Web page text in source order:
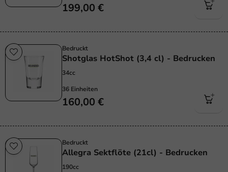
199,00 €
Bedruckt
Shotglas HotShot (3,4 cl) - Bedrucken
34cc
36 Einheiten
160,00 €
Bedruckt
Allegra Sektflöte (21cl) - Bedrucken
190cc